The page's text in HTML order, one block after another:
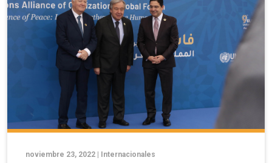
noviembre 23, 2022 | Internacionales